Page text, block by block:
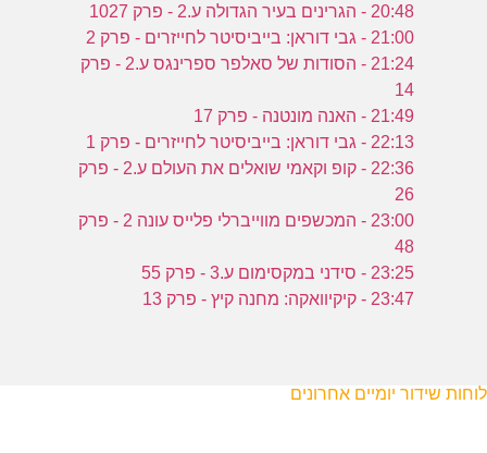
20:48 - הגרינים בעיר הגדולה ע.2 - פרק 1027
21:00 - גבי דוראן: בייביסיטר לחייזרים - פרק 2
21:24 - הסודות של סאלפר ספרינגס ע.2 - פרק
14
21:49 - האנה מונטנה - פרק 17
22:13 - גבי דוראן: בייביסיטר לחייזרים - פרק 1
22:36 - קופ וקאמי שואלים את העולם ע.2 - פרק
26
23:00 - המכשפים מווייברלי פלייס עונה 2 - פרק
48
23:25 - סידני במקסימום ע.3 - פרק 55
23:47 - קיקיוואקה: מחנה קיץ - פרק 13
לוחות שידור יומיים אחרונים